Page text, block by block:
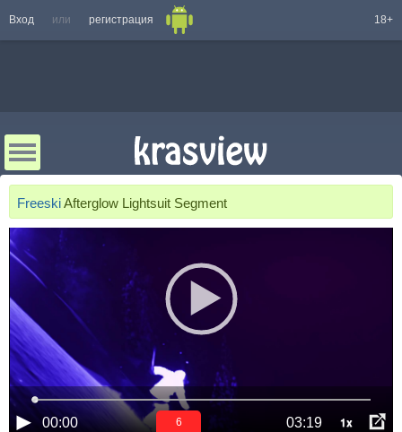
Вход или регистрация 18+
FreeskiAfterglow Lightsuit Segment
00:00 03:19 1x
6